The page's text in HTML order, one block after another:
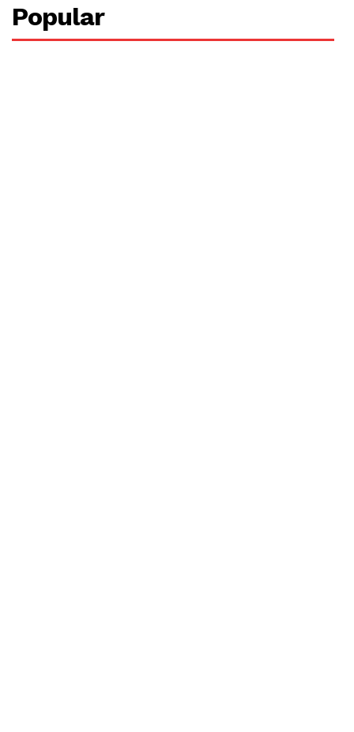
Popular